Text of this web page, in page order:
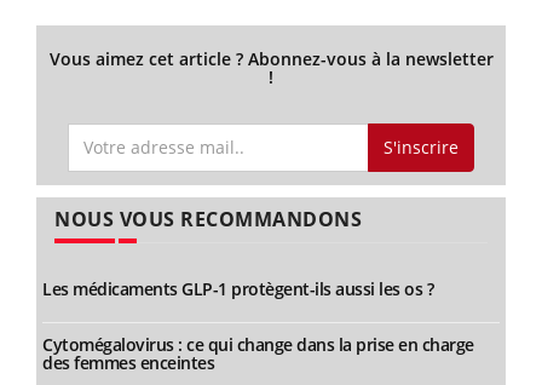
Vous aimez cet article ? Abonnez-vous à la newsletter
!
S'inscrire
NOUS VOUS RECOMMANDONS
Les médicaments GLP-1 protègent-ils aussi les os ?
Cytomégalovirus : ce qui change dans la prise en charge
des femmes enceintes